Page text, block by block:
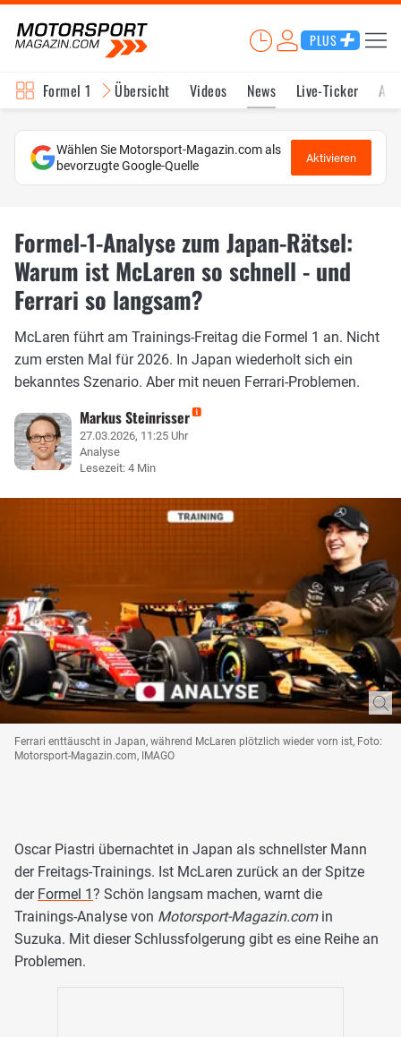
PLUS
Formel 1 Übersicht Videos News Live-Ticker
Wählen Sie Motorsport-Magazin.com als
bevorzugte Google-Quelle
Aktivieren
Formel-1-Analyse zum Japan-Rätsel:
Warum ist McLaren so schnell - und
Ferrari so langsam?
McLaren führt am Trainings-Freitag die Formel 1 an. Nicht
zum ersten Mal für 2026. In Japan wiederholt sich ein
bekanntes Szenario. Aber mit neuen Ferrari-Problemen.
Markus Steinrisser
27.03.2026, 11:25 Uhr
Analyse
Lesezeit: 4 Min
Ferrari enttäuscht in Japan, während McLaren plötzlich wieder vorn ist, Foto:
Motorsport-Magazin.com, IMAGO
Oscar Piastri übernachtet in Japan als schnellster Mann
der Freitags-Trainings. Ist McLaren zurück an der Spitze
der Formel 1? Schön langsam machen, warnt die
Trainings-Analyse von Motorsport-Magazin.comin
Suzuka. Mit dieser Schlussfolgerung gibt es eine Reihe an
Problemen.